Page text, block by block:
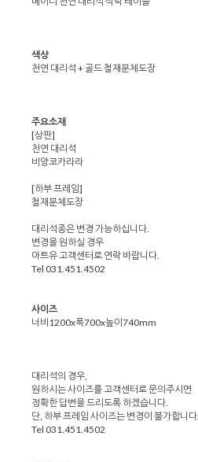
색상
천연 대리석 + 골드 철재분체도장
주요소재
[상판]
천연 대리석
비앙코카라라
[하부 프레임]
철재분체도장
대리석종은 변경 가능하십니다.
변경을 원하실 경우
아트유 고객센터로 연락 바랍니다.
Tel 031.451.4502
사이즈
너비1200x폭700x높이740mm
대리석의 경우,
원하시는 사이즈를 고객센터로 문의주시면
정확한 답변을 드리도록 하겠습니다.
단, 하부 프레임 사이즈는 변경이 불가합니다.
Tel 031.451.4502